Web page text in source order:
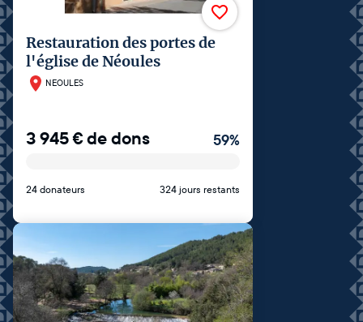
Restauration des portes de
l'église de Néoules
NEOULES
3 945€de dons 59%
24 donateurs 324 jours restants